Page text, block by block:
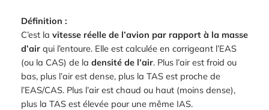
Définition :
C’est la vitesse réelle de l’avion par rapport à la masse
d’airqui l’entoure. Elle est calculée en corrigeant l’EAS
(ou la CAS) de la densité de l’air. Plus l’air est froid ou
bas, plus l’air est dense, plus la TAS est proche de
l’EAS/CAS. Plus l’air est chaud ou haut (moins dense),
plus la TAS est élevée pour une même IAS.